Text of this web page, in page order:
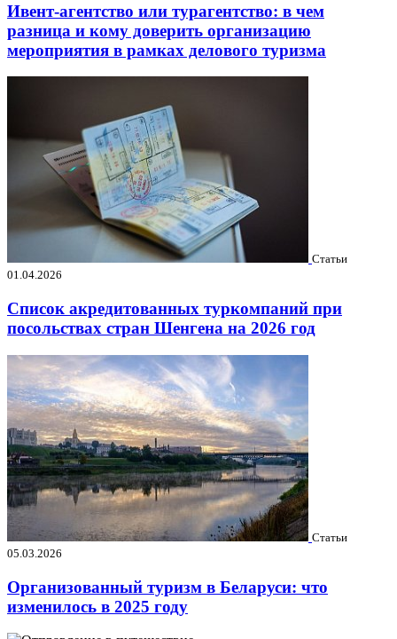
Ивент-агентство или турагентство: в чем
разница и кому доверить организацию
мероприятия в рамках делового туризма
Статьи
01.04.2026
Список акредитованных туркомпаний при
посольствах стран Шенгена на 2026 год
Статьи
05.03.2026
Организованный туризм в Беларуси: что
изменилось в 2025 году